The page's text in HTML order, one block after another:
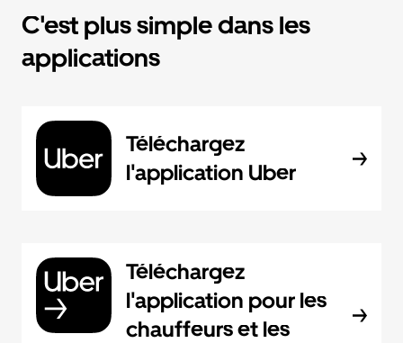
C'est plus simple dans les
applications
Téléchargez
l'application Uber
Téléchargez
l'application pour les
chauffeurs et les